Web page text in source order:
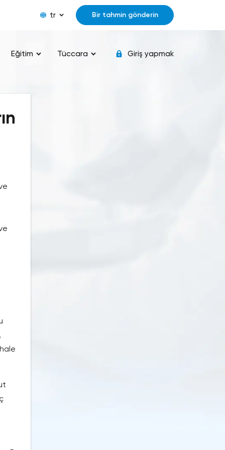
tr Bir tahmin gönderin
Eğitim Tüccara Giriş yapmak